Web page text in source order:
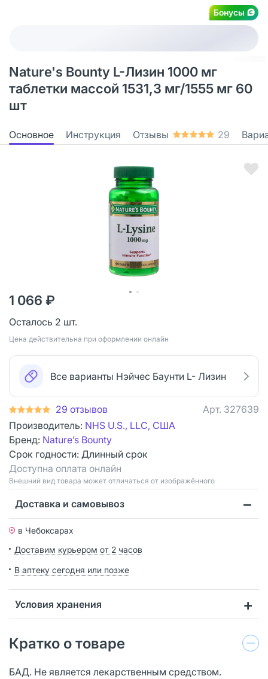
Бонусы
Nature's Bounty L-Лизин 1000 мг
таблетки массой 1531,3 мг/1555 мг 60
шт
Основное Инструкция Отзывы 29
1 066 ₽
Осталось 2 шт.
Цена действительна при оформлении онлайн
Все варианты Нэйчес Баунти L- Лизин
29 отзывов Арт. 327639
Производитель: NHS U.S., LLC, США
Бренд: Nature’s Bounty
Срок годности: Длинный срок
Доступна оплата онлайн
Bнешний вид товара может отличаться от изображённого
Доставка и самовывоз
в Чебоксарах
Доставим курьером от 2 часов
В аптеку сегодня или позже
Условия хранения
Кратко о товаре
БАД. Не является лекарственным средством.